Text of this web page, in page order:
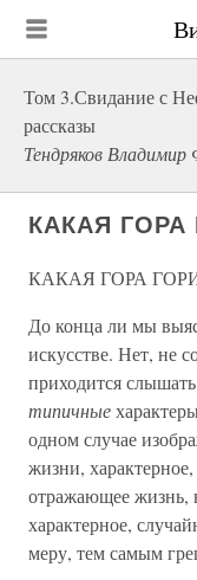
Том 3.Свидание с
рассказы
Тендряков Владимир
КАКАЯ ГОРА
КАКАЯ ГОРА
До конца ли мы
искусстве. Нет, не
приходится
типичные
одном случае
жизни,
отражающее жизнь,
характерное,
меру, тем самым